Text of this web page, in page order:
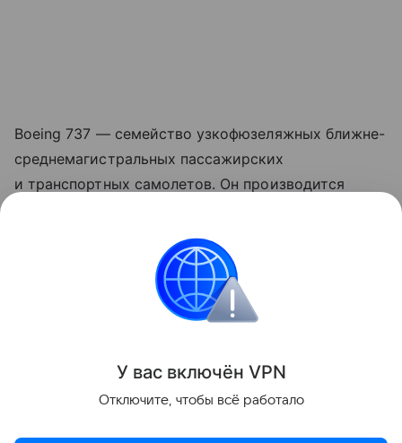
Boeing 737 — семейство узкофюзеляжных ближне-
среднемагистральных пассажирских
и транспортных самолетов. Он производится
самым массовым пассажирским самолетом
за всю историю пассажирского авиастроения,
13 марта 2018 года был поставлен 10-тысячный
Поделиться
У вас включён VPN
Отключите, чтобы всё работало